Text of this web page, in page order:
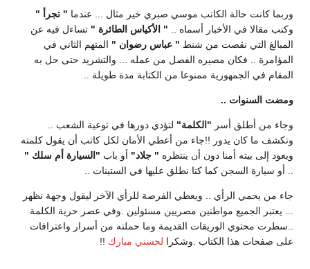
وربما كانت حالة الكاتب موسي صبري خير مثال ... عندما " تجرأ "
وكتب مقالا في الأخبار أسماه .. " الأكياس الطائرة " تساءل فيه عن
المبالغ التي نقصت من شنط " عباس رضوان " المتهم الثاني في
المؤامرة .. فكان مصيره الفصل من عمله ... والتشريد حتى حل به
المقام في الجمهورية ممنوعا من الكتابة مدة طويلة ..
ومضت السنوات ..
وجاء من أطلق أسر "الكلمة" لتؤدي دورها في توعية الشعب ..
وتكشف ما كان يدور !!جاء من أعطي الأمان لكل كاتب أن يقول كلمته
ويعود إلى بيته أمنا دون أن ينتظره " جلاد" أو باب "السيارة أم سلك "
.. أو سيارة السجن كما كنا نطلق عليها في الستينات ..
جاء من يحمي الرأي .. ويعطي الفرصة للرأي الآخر ليقول وجهة نظهر
... يعتبر الجميع مواطنين مصريين مسئولين .وفي عصر حرية الكلمة
..سطرت محتوي الوريقات القديمة وما حملته من أسرار واعترافات
على صفحات هذا الكتاب .وشكرا لحسني مبارك !!